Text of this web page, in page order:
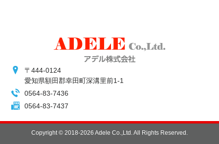
〒444-0124
愛知県額田郡幸田町深溝里前1-1
0564-83-7436
0564-83-7437
Copyright © 2018-2026 Adele Co.,Ltd. All Rights Reserved.